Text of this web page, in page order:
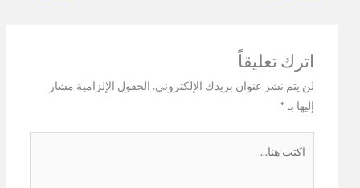
اترك تعليقاً
لن يتم نشر عنوان بريدك الإلكتروني. الحقول الإلزامية مشار
إليها بـ *